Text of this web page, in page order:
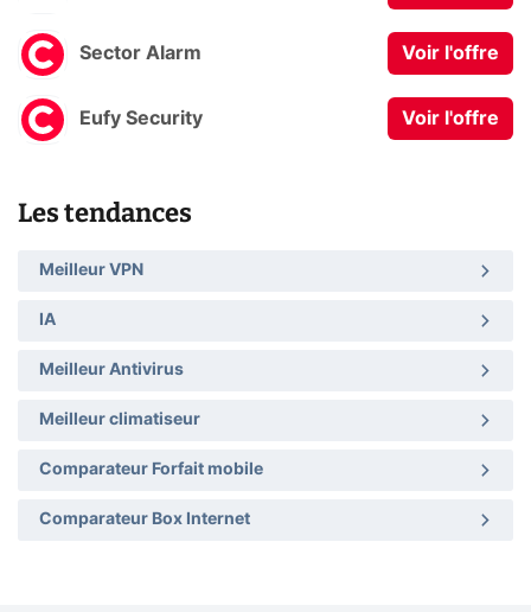
Sector Alarm Voir l'offre
Eufy Security Voir l'offre
Les tendances
Meilleur VPN
IA
Meilleur Antivirus
Meilleur climatiseur
Comparateur Forfait mobile
Comparateur Box Internet